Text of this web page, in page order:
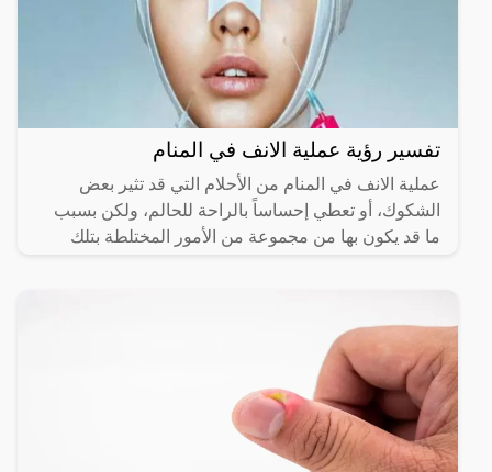
تفسير رؤية عملية الانف في المنام
عملية الانف في المنام من الأحلام التي قد تثير بعض
الشكوك، أو تعطي إحساساً بالراحة للحالم، ولكن بسبب
ما قد يكون بها من مجموعة من الأمور المختلطة بتلك